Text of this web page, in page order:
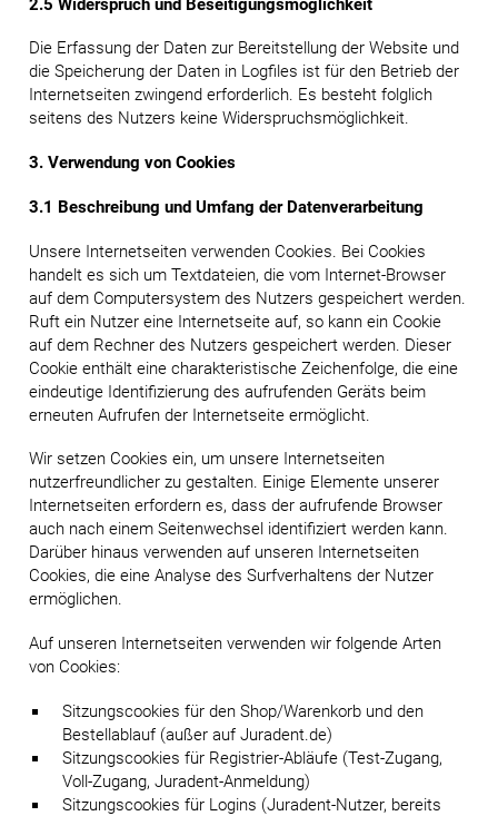
2.5 Widerspruch und Beseitigungsmöglichkeit
Die Erfassung der Daten zur Bereitstellung der Website und
die Speicherung der Daten in Logfiles ist für den Betrieb der
Internetseiten zwingend erforderlich. Es besteht folglich
seitens des Nutzers keine Widerspruchsmöglichkeit.
3. Verwendung von Cookies
3.1 Beschreibung und Umfang der Datenverarbeitung
Unsere Internetseiten verwenden Cookies. Bei Cookies
handelt es sich um Textdateien, die vom Internet-Browser
auf dem Computersystem des Nutzers gespeichert werden.
Ruft ein Nutzer eine Internetseite auf, so kann ein Cookie
auf dem Rechner des Nutzers gespeichert werden. Dieser
Cookie enthält eine charakteristische Zeichenfolge, die eine
eindeutige Identifizierung des aufrufenden Geräts beim
erneuten Aufrufen der Internetseite ermöglicht.
Wir setzen Cookies ein, um unsere Internetseiten
nutzerfreundlicher zu gestalten. Einige Elemente unserer
Internetseiten erfordern es, dass der aufrufende Browser
auch nach einem Seitenwechsel identifiziert werden kann.
Darüber hinaus verwenden auf unseren Internetseiten
Cookies, die eine Analyse des Surfverhaltens der Nutzer
ermöglichen.
Auf unseren Internetseiten verwenden wir folgende Arten
von Cookies:
Sitzungscookies für den Shop/Warenkorb und den
Bestellablauf (außer auf Juradent.de)
Sitzungscookies für Registrier-Abläufe (Test-Zugang,
Voll-Zugang, Juradent-Anmeldung)
Sitzungscookies für Logins (Juradent-Nutzer, bereits